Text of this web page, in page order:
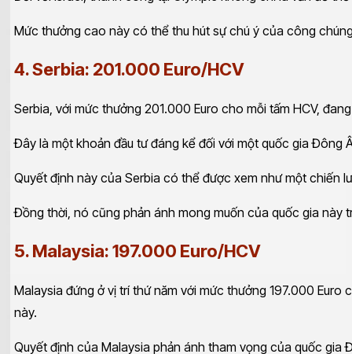
Mức thưởng cao này có thể thu hút sự chú ý của công
4. Serbia: 201.000 Euro/HCV
Serbia, với mức thưởng 201.000 Euro cho mỗi tấm HCV,
Đây là một khoản đầu tư đáng kể đối với một quốc gia Đông
Quyết định này của Serbia có thể được xem như một chiến
Đồng thời, nó cũng phản ánh mong muốn của quốc gia
5. Malaysia: 197.000 Euro/HCV
Malaysia đứng ở vị trí thứ năm với mức thưởng 197.000
này.
Quyết định của Malaysia phản ánh tham vọng của quốc